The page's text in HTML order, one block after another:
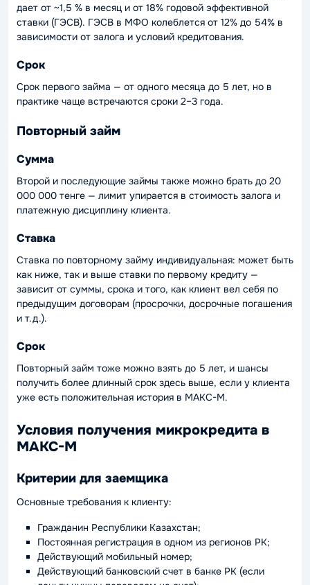
дает от ~1,5 % в месяц и от 18% годовой эффективной
ставки (ГЭСВ). ГЭСВ в МФО колеблется от 12% до 54% в
зависимости от залога и условий кредитования.
Срок
Срок первого займа — от одного месяца до 5 лет, но в
практике чаще встречаются сроки 2–3 года.
Повторный займ
Сумма
Второй и последующие займы также можно брать до 20
000 000 тенге — лимит упирается в стоимость залога и
платежную дисциплину клиента.
Ставка
Ставка по повторному займу индивидуальная: может быть
как ниже, так и выше ставки по первому кредиту —
зависит от суммы, срока и того, как клиент вел себя по
предыдущим договорам (просрочки, досрочные погашения
и т.д.).
Срок
Повторный займ тоже можно взять до 5 лет, и шансы
получить более длинный срок здесь выше, если у клиента
уже есть положительная история в МАКС-М.
Условия получения микрокредита в
МАКС-М
Критерии для заемщика
Основные требования к клиенту:
Гражданин Республики Казахстан;
Постоянная регистрация в одном из регионов РК;
Действующий мобильный номер;
Действующий банковский счет в банке РК (если